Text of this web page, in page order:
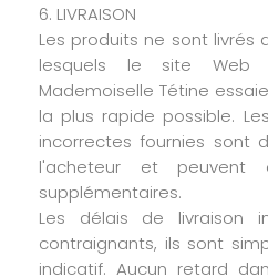
6. LIVRAISON
Les produits ne sont livrés
lesquels le site Web
Mademoiselle Tétine
la plus rapide possible.
incorrectes fournies sont
l'acheteur et peuvent
supplémentaires.
Les délais de livraison
contraignants, ils sont
indicatif. Aucun retard